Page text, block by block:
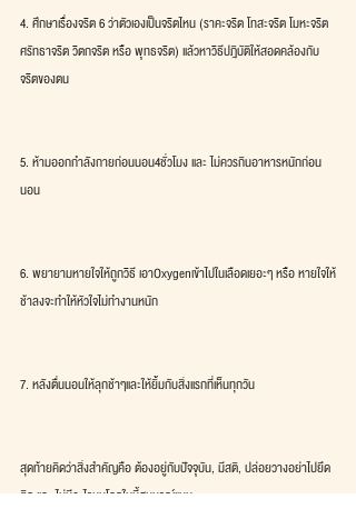
4. ศึกษาเรื่องจริต 6 ว่าตัวเองเป็นจริตไหน (ราคะจริต โทสะจริต โมหะจริต
ศรัทธาจริต วิตกจริต หรือ พุทธจริต) แล้วหาวิธีปฎิบัติให้สอดคล้องกับ
จริตของตน
5. ห้ามออกกำลังกายก่อนนอน4ชั่วโมง และ ไม่ควรกินอาหารหนักก่อน
นอน
6. พยายามหายใจให้ถูกวิธี เอาOxygenเข้าไปในเลือดเยอะๆ หรือ หายใจให้
ช้าลงจะทำให้หัวใจไม่ทำงานหนัก
7. หลังตื่นนอนให้ลุกช้าๆและให้ยิ้มกับสิ่งแรกที่เห็นทุกวัน
สุดท้ายคิดว่าสิ่งสำคัญคือ ต้องอยู่กับปัจจุบัน, มีสติ, ปล่อยวางอย่าไปยึด
ติด และ ไม่มีอะไรบนโลกใบนี้สมบูรณ์แบบ ..